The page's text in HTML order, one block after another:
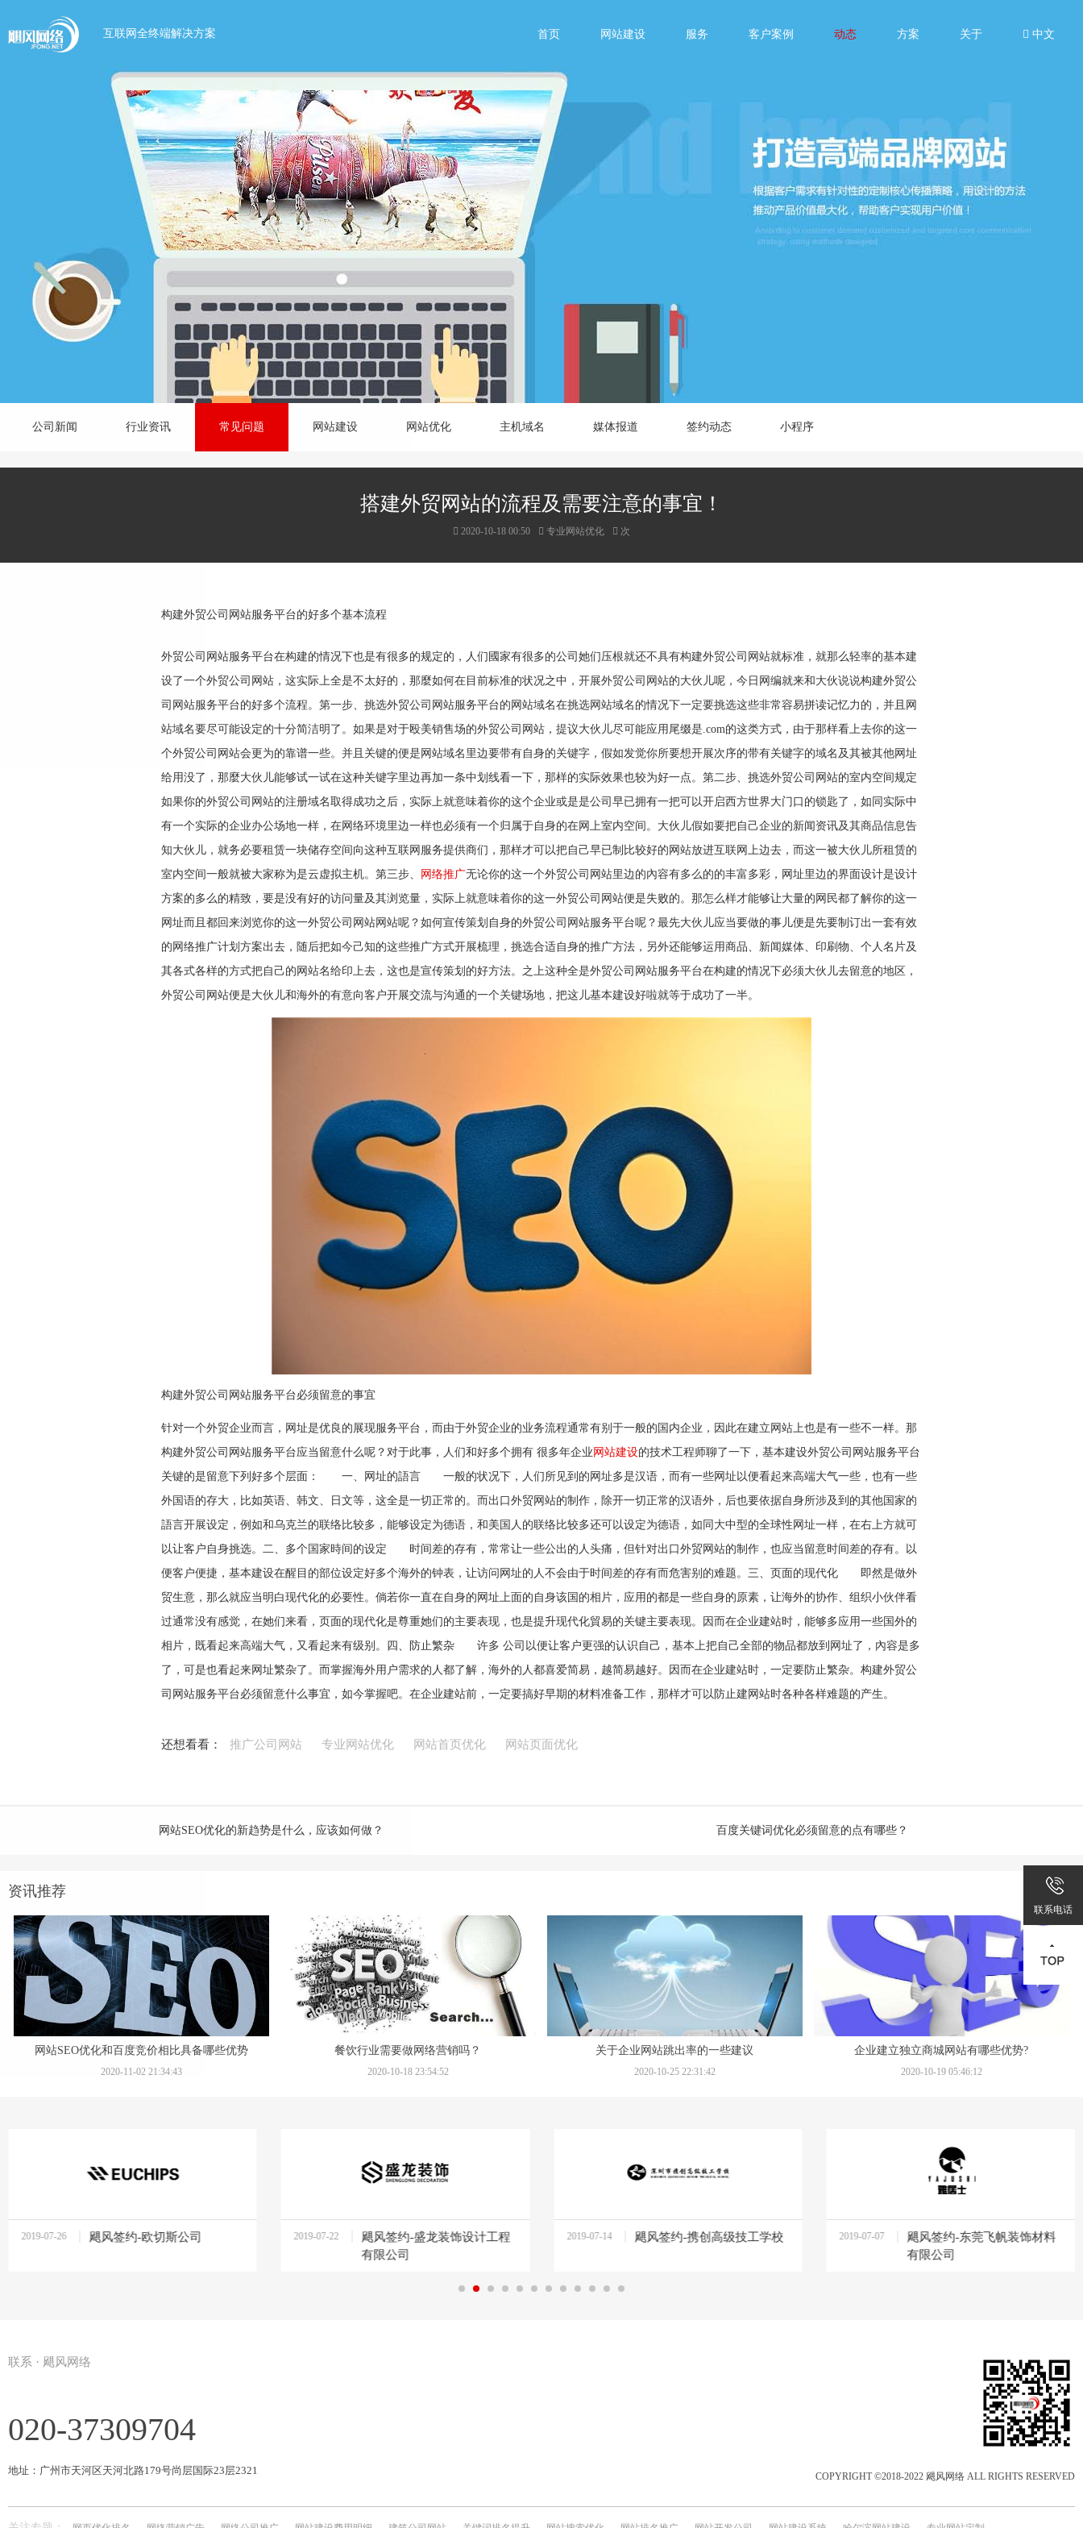
互联网全终端解决方案 首页 网站建设 服务 客户案例 动态 方案 关于 中文
公司新闻 行业资讯 常见问题 网站建设 网站优化 主机域名 媒体报道 签约动态 小程序
搭建外贸网站的流程及需要注意的事宜！
2020-10-18 00:50 专业网站优化 次
构建外贸公司网站服务平台的好多个基本流程
外贸公司网站服务平台在构建的情况下也是有很多的规定的，人们國家有很多的公司她们压根就还不具有构建外贸公司网站就标准，就那么轻率的基本建
设了一个外贸公司网站，这实际上全是不太好的，那麼如何在目前标准的状况之中，开展外贸公司网站的大伙儿呢，今日网编就来和大伙说说构建外贸公
司网站服务平台的好多个流程。第一步、挑选外贸公司网站服务平台的网站域名在挑选网站域名的情况下一定要挑选这些非常容易拼读记忆力的，并且网
站域名要尽可能设定的十分简洁明了。如果是对于殴美销售场的外贸公司网站，提议大伙儿尽可能应用尾缀是.com的这类方式，由于那样看上去你的这一
个外贸公司网站会更为的靠谱一些。并且关键的便是网站域名里边要带有自身的关键字，假如发觉你所要想开展次序的带有关键字的域名及其被其他网址
给用没了，那麼大伙儿能够试一试在这种关键字里边再加一条中划线看一下，那样的实际效果也较为好一点。第二步、挑选外贸公司网站的室内空间规定
如果你的外贸公司网站的注册域名取得成功之后，实际上就意味着你的这个企业或是是公司早已拥有一把可以开启西方世界大门口的锁匙了，如同实际中
有一个实际的企业办公场地一样，在网络环境里边一样也必须有一个归属于自身的在网上室内空间。大伙儿假如要把自己企业的新闻资讯及其商品信息告
知大伙儿，就务必要租赁一块储存空间向这种互联网服务提供商们，那样才可以把自己早已制比较好的网站放进互联网上边去，而这一被大伙儿所租赁的
室内空间一般就被大家称为是云虚拟主机。第三步、
网络推广无论你的这一个外贸公司网站里边的內容有多么的的丰富多彩，网址里边的界面设计是设计
方案的多么的精致，要是没有好的访问量及其浏览量，实际上就意味着你的这一外贸公司网站便是失败的。那怎么样才能够让大量的网民都了解你的这一
网址而且都回来浏览你的这一外贸公司网站网站呢？如何宣传策划自身的外贸公司网站服务平台呢？最先大伙儿应当要做的事儿便是先要制订出一套有效
的网络推广计划方案出去，随后把如今己知的这些推广方式开展梳理，挑选合适自身的推广方法，另外还能够运用商品、新闻媒体、印刷物、个人名片及
其各式各样的方式把自己的网站名给印上去，这也是宣传策划的好方法。之上这种全是外贸公司网站服务平台在构建的情况下必须大伙儿去留意的地区，
外贸公司网站便是大伙儿和海外的有意向客户开展交流与沟通的一个关键场地，把这儿基本建设好啦就等于成功了一半。
构建外贸公司网站服务平台必须留意的事宜
针对一个外贸企业而言，网址是优良的展现服务平台，而由于外贸企业的业务流程通常有别于一般的国内企业，因此在建立网站上也是有一些不一样。那
构建外贸公司网站服务平台应当留意什么呢？对于此事，人们和好多个拥有 很多年企业 网站建设的技术工程师聊了一下，基本建设外贸公司网站服务平台
关键的是留意下列好多个层面： 一、网址的語言 一般的状况下，人们所见到的网址多是汉语，而有一些网址以便看起来高端大气一些，也有一些
外国语的存大，比如英语、韩文、日文等，这全是一切正常的。而出口外贸网站的制作，除开一切正常的汉语外，后也要依据自身所涉及到的其他国家的
語言开展设定，例如和乌克兰的联络比较多，能够设定为德语，和美国人的联络比较多还可以设定为德语，如同大中型的全球性网址一样，在右上方就可
以让客户自身挑选。二、多个国家時间的设定 时间差的存有，常常让一些公出的人头痛，但针对出口外贸网站的制作，也应当留意时间差的存有。以
便客户便捷，基本建设在醒目的部位设定好多个海外的钟表，让访问网址的人不会由于时间差的存有而危害别的难题。三、页面的现代化 即然是做外
贸生意，那么就应当明白现代化的必要性。倘若你一直在自身的网址上面的自身该国的相片，应用的都是一些自身的原素，让海外的协作、组织小伙伴看
过通常没有感觉，在她们来看，页面的现代化是尊重她们的主要表现，也是提升现代化貿易的关键主要表现。因而在企业建站时，能够多应用一些国外的
相片，既看起来高端大气，又看起来有级别。四、防止繁杂 许多 公司以便让客户更强的认识自己，基本上把自己全部的物品都放到网址了，內容是多
了，可是也看起来网址繁杂了。而掌握海外用户需求的人都了解，海外的人都喜爱简易，越简易越好。因而在企业建站时，一定要防止繁杂。构建外贸公
司网站服务平台必须留意什么事宜，如今掌握吧。在企业建站前，一定要搞好早期的材料准备工作，那样才可以防止建网站时各种各样难题的产生。
还想看看： 推广公司网站 专业网站优化 网站首页优化 网站页面优化
网站SEO优化的新趋势是什么，应该如何做？ 百度关键词优化必须留意的点有哪些？
资讯推荐
网站SEO优化和百度竞价相比具备哪些优势
2020-11-02 21:34:43
餐饮行业需要做网络营销吗？
2020-10-18 23:54:52
关于企业网站跳出率的一些建议
2020-10-25 22:31:42
企业建立独立商城网站有哪些优势?
2020-10-19 05:46:12
2019-07-26
飓风签约-欧切斯公司
2019-07-22
飓风签约-盛龙装饰设计工程
有限公司
2019-07-14
飓风签约-携创高级技工学校
2019-07-07
飓风签约-东莞飞帆装饰材料
有限公司
联系 · 飓风网络
020-37309704
地址：广州市天河区天河北路179号尚层国际23层2321 COPYRIGHT ©2018-2022 飓风网络 ALL RIGHTS RESERVED
联系电话